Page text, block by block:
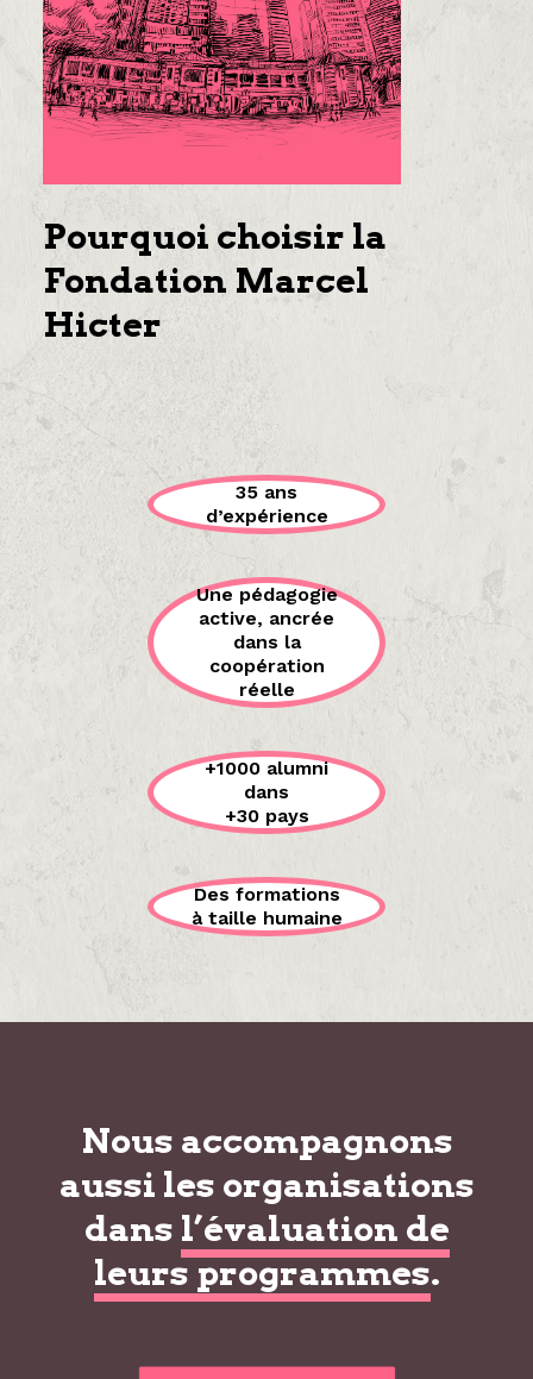
Pourquoi choisir la
Fondation Marcel
Hicter
35 ans
d’expérience
Une pédagogie
active, ancrée
dans la
coopération
réelle
+1000 alumni
dans
+30 pays
Des formations
à taille humaine
Nous accompagnons
aussi les organisations
dans l’évaluation de
leurs programmes.